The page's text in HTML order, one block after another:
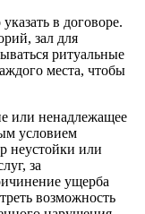
в договоре.
зал для
ритуальные
места, чтобы
или ненадлежащее
условием
неустойки или
за
ущерба
возможность